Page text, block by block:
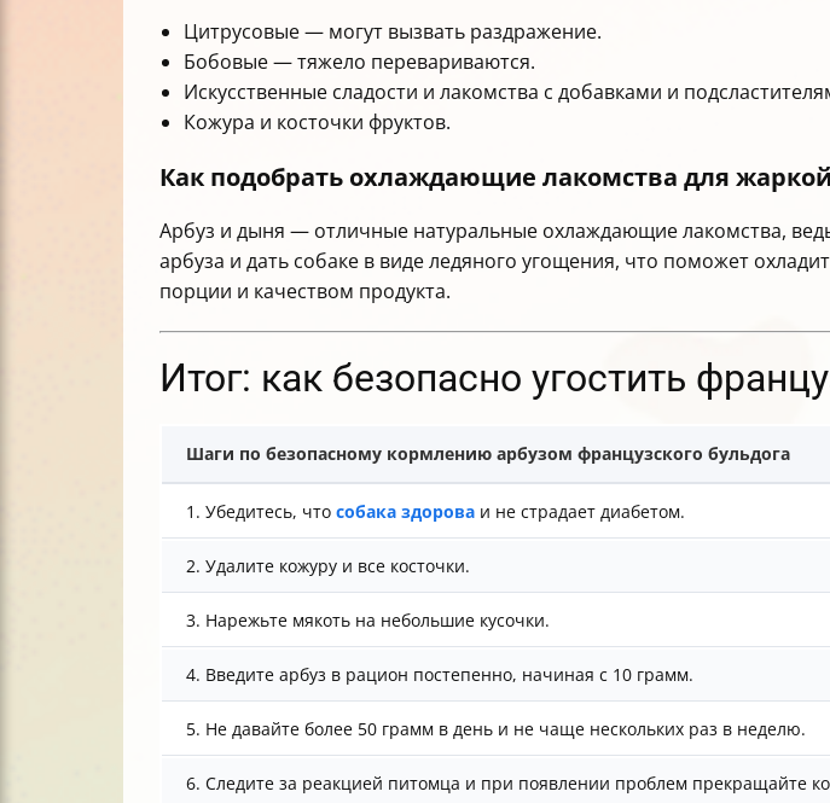
Цитрусовые — могут вызвать раздражение.
Бобовые — тяжело перевариваются.
Искусственные сладости и лакомства с добавками и
Кожура и косточки фруктов.
Как подобрать охлаждающие лакомства для
Арбуз и дыня — отличные натуральные охлаждающие лакомства,
арбуза и дать собаке в виде ледяного угощения, что поможет
порции и качеством продукта.
Итог: как безопасно угостить
Шаги по безопасному кормлению арбузом французского бульдога
1. Убедитесь, что собака здорова и не страдает диабетом.
2. Удалите кожуру и все косточки.
3. Нарежьте мякоть на небольшие кусочки.
4. Введите арбуз в рацион постепенно, начиная с 10 грамм.
5. Не давайте более 50 грамм в день и не чаще нескольких раз в неделю.
6. Следите за реакцией питомца и при появлении проблем прекращайте